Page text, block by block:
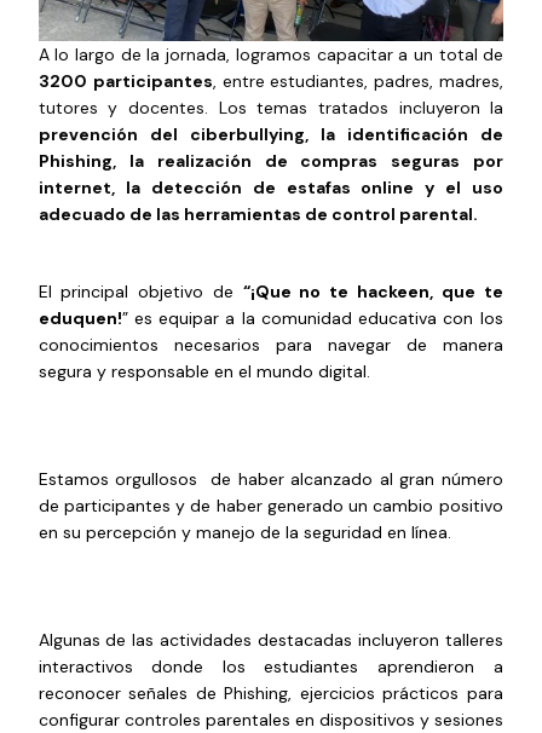
A lo largo de la jornada, logramos capacitar a un total de
3200 participantes , entre estudiantes, padres, madres,
tutores y docentes. Los temas tratados incluyeron la
prevención del ciberbullying, la identificación de
Phishing, la realización de compras seguras por
internet, la detección de estafas online y el uso
adecuado de las herramientas de control parental.
El principal objetivo de “¡Que no te hackeen, que te
eduquen!” es equipar a la comunidad educativa con los
conocimientos necesarios para navegar de manera
segura y responsable en el mundo digital.
Estamos orgullosos de haber alcanzado al gran número
de participantes y de haber generado un cambio positivo
en su percepción y manejo de la seguridad en línea.
Algunas de las actividades destacadas incluyeron talleres
interactivos donde los estudiantes aprendieron a
reconocer señales de Phishing, ejercicios prácticos para
configurar controles parentales en dispositivos y sesiones